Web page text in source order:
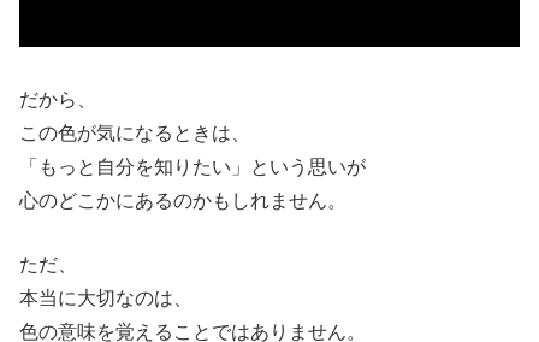
だから、
この色が気になるときは、
「もっと自分を知りたい」という思いが
心のどこかにあるのかもしれません。
ただ、
本当に大切なのは、
色の意味を覚えることではありません。